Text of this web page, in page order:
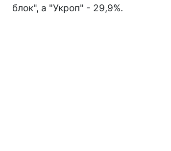
блок", а "Укроп" - 29,9%.